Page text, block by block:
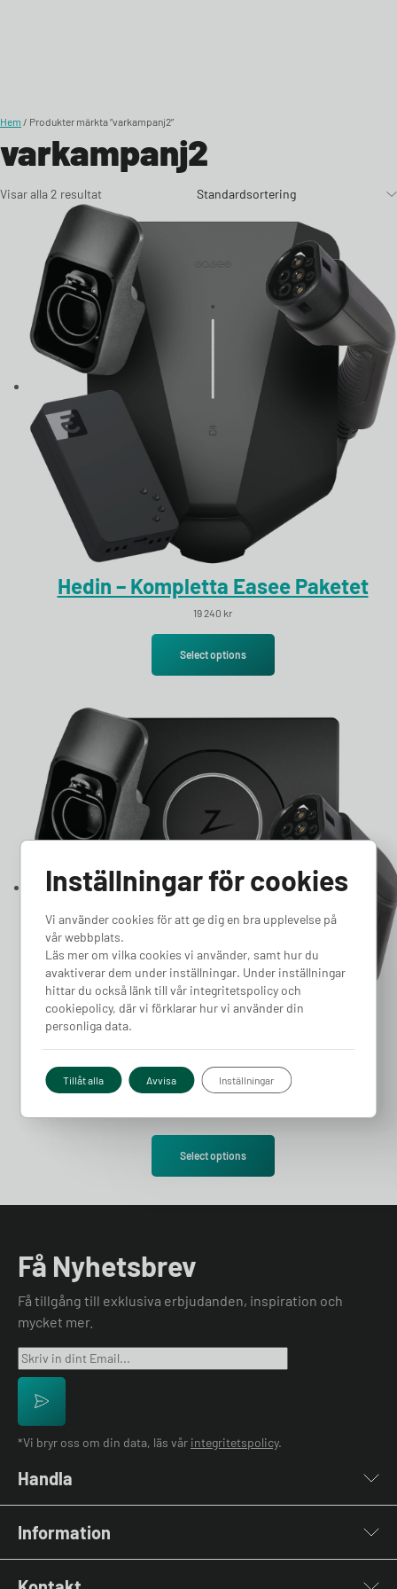
Skip to content
Hem / Produkter märkta ”varkampanj2”
varkampanj2
Visar alla 2 resultat
Hedin – Kompletta Easee Paketet
19 240 kr
Select options
Hedin – Kompletta Zaptec Paketet
Select options
Få Nyhetsbrev
Få tillgång till exklusiva erbjudanden, inspiration och
mycket mer.
*Vi bryr oss om din data, läs vår integritetspolicy.
Handla
Laddkablar
Kabelhållare
Stolpar & Fästen
Information
Inställningar för cookies
Vi använder cookies för att ge dig en bra upplevelse på
vår webbplats.
Läs mer om vilka cookies vi använder, samt hur du
avaktiverar dem under inställningar. Under inställningar
hittar du också länk till vår integritetspolicy och
cookiepolicy, där vi förklarar hur vi använder din
personliga data.
Tillåt alla Avvisa Inställningar